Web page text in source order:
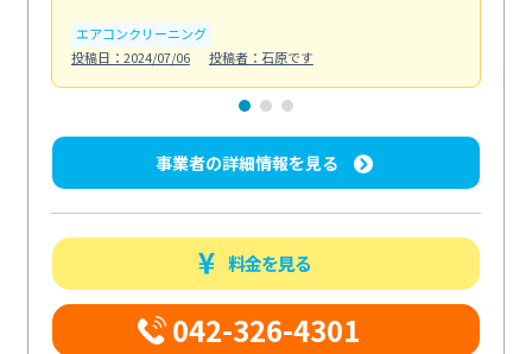
エアコンクリーニング
投稿日：2024/07/06
投稿者：石原です
事業者の詳細情報を見る
料金を見る
042-326-4301